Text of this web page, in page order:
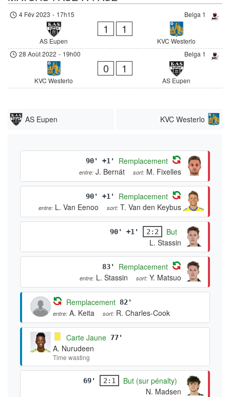
Belga 1
4 Fév 2023 - 17h15
AS Eupen
1 1
KVC Westerlo
Belga 1
28 Août 2022 - 19h00
KVC Westerlo
0 1
AS Eupen
AS Eupen KVC Westerlo
90' +1' Remplacement
entre: J. Bernát sort: M. Fixelles
90' +1' Remplacement
entre: L. Van Eenoo sort: T. Van den Keybus
90' +1' 2:2
But
L. Stassin
83' Remplacement
entre: L. Stassin sort: Y. Matsuo
Remplacement 82'
entre: A. Keita sort: R. Charles-Cook
Carte Jaune 77'
A. Nurudeen
Time wasting
69' 2:1
But (sur pénalty)
N. Madsen